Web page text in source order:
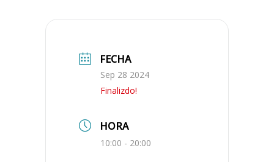
FECHA
Sep 28 2024
Finalizdo!
HORA
10:00 - 20:00